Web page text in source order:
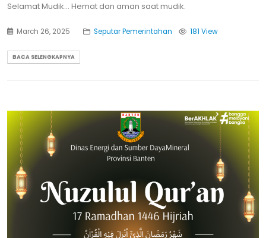
Selamat Mudik... Hemat dan aman saat mudik.
March 26, 2025 Seputar Pemerintahan 181 View
BACA SELENGKAPNYA